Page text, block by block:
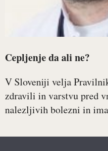
Cepljenje da ali ne?
V Sloveniji velja
zdravili in varstvu pred
nalezljivih bolezni in